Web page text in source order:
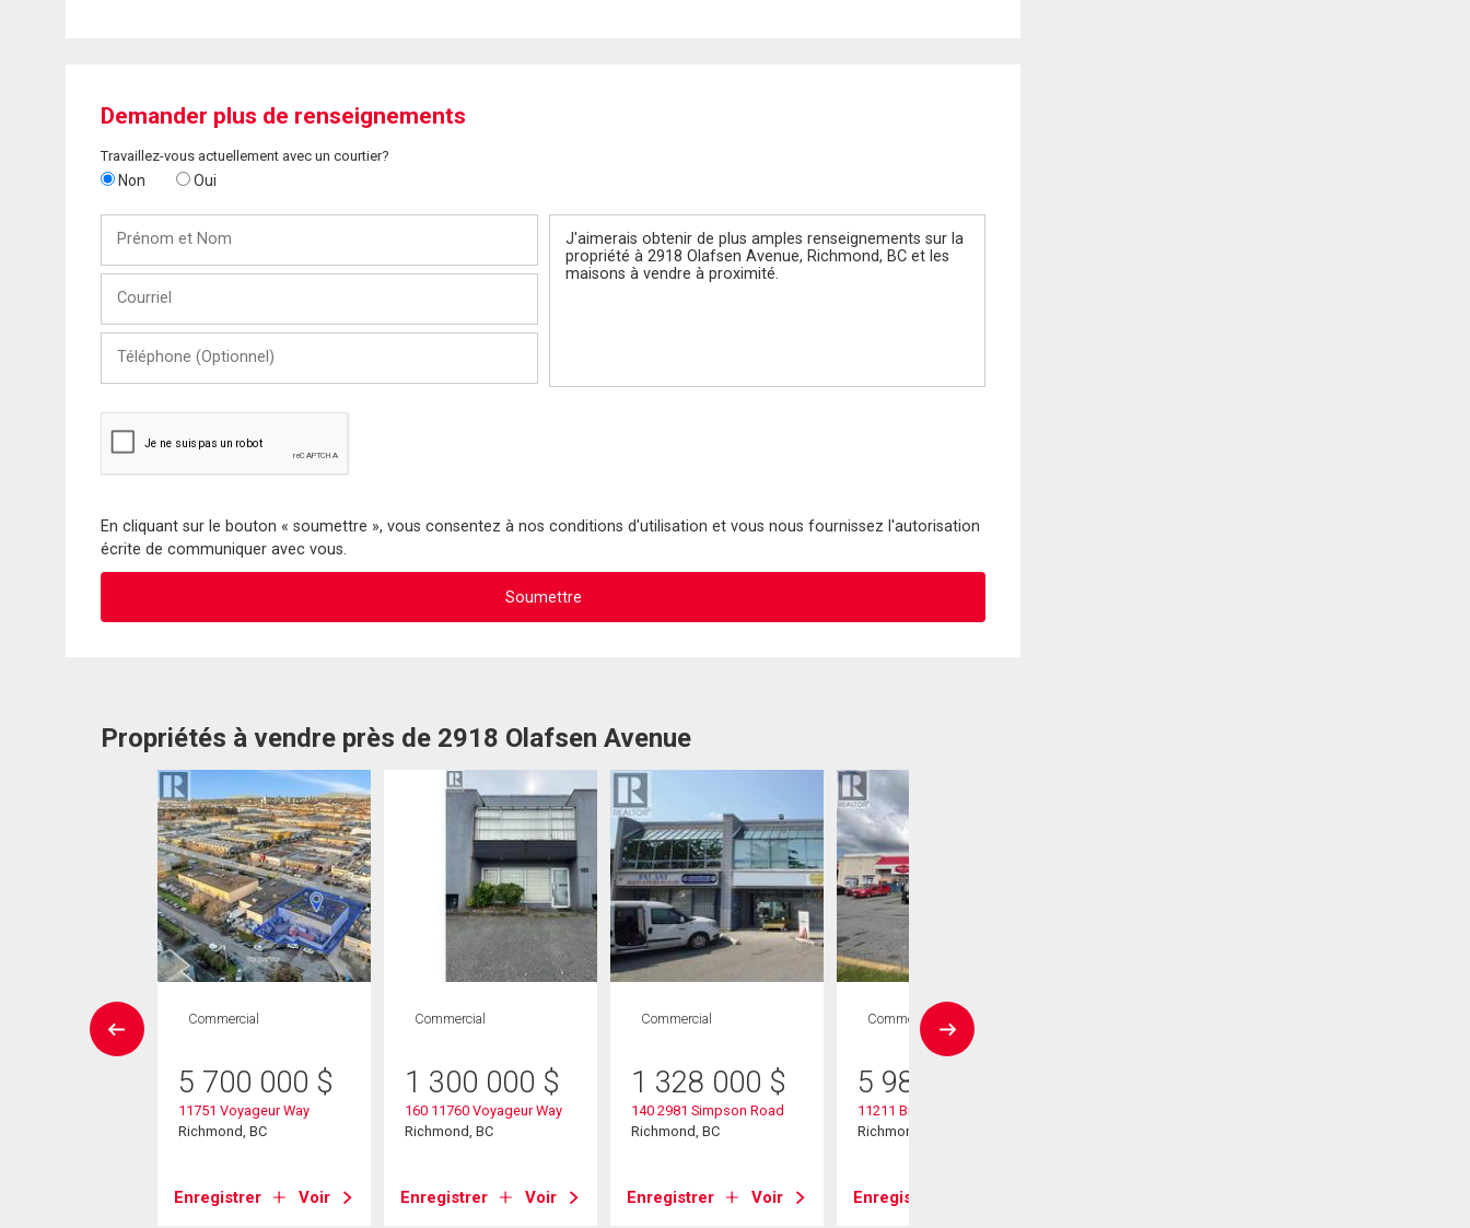
Demander plus de renseignements
Travaillez-vous actuellement avec un courtier?
Non Oui
Nom
(Optionnel)
En cliquant sur le bouton « soumettre », vous consentez à nos conditions d'utilisation et vous nous fournissez l'autorisation
écrite de communiquer avec vous.
Propriétés à vendre près de 2918 Olafsen Avenue
Commercial
5 700 000 $
11751 Voyageur Way
Richmond, BC
Enregistrer Voir
Commercial
1 300 000 $
160 11760 Voyageur Way
Richmond, BC
Enregistrer Voir
Commercial
1 328 000 $
140 2981 Simpson Road
Richmond, BC
Enregistrer Voir
Commercial
5 988 000
11211 Bridgeport Road
Richmond, BC
Enregistrer